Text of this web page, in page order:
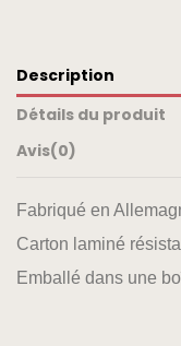
Description
Détails du produit
Avis(0)
Fabriqué en
Carton laminé
Emballé dans une